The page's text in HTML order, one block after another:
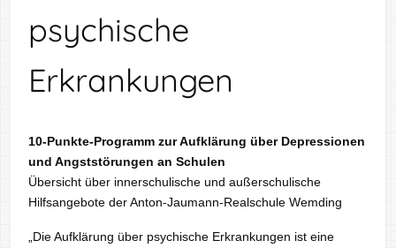
psychische
Erkrankungen
10-Punkte-Programm zur Aufklärung über Depressionen
und Angststörungen an Schulen
Übersicht über innerschulische und außerschulische
Hilfsangebote der Anton-Jaumann-Realschule Wemding
„Die Aufklärung über psychische Erkrankungen ist eine